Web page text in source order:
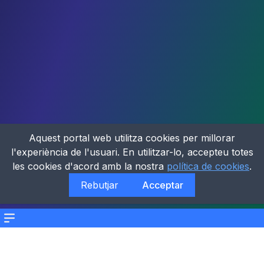
Menu
Aquest portal web utilitza cookies per millorar
l'experiència de l'usuari. En utilitzar-lo, accepteu totes
les cookies d'acord amb la nostra política de cookies.
Rebutjar
Acceptar